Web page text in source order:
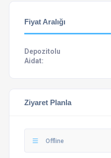
Fiyat Aralığı
Depozitolu
Aidat:
Ziyaret Planla
Offline